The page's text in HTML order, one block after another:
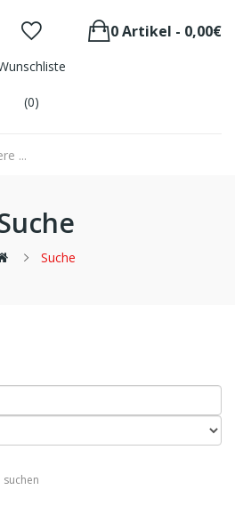
(0)
0 Artikel - 0,00€
Suche